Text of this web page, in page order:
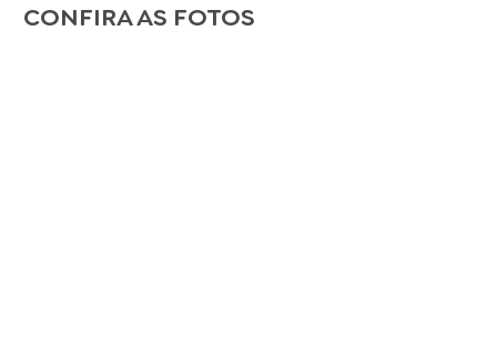
CONFIRA AS FOTOS